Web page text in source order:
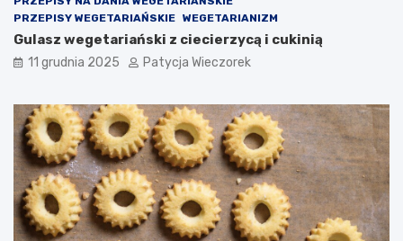
PRZEPISY WEGETARIAŃSKIE WEGETARIANIZM
Gulasz wegetariański z ciecierzycą i cukinią
11 grudnia 2025 Patycja Wieczorek